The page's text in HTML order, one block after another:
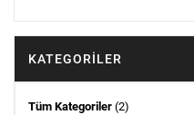
KATEGORILER
Tüm Kategoriler (2)